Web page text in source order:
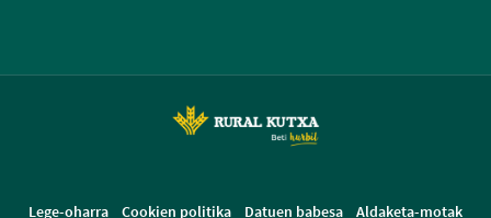
Lege-oharra Cookien politika Datuen babesa Aldaketa-motak